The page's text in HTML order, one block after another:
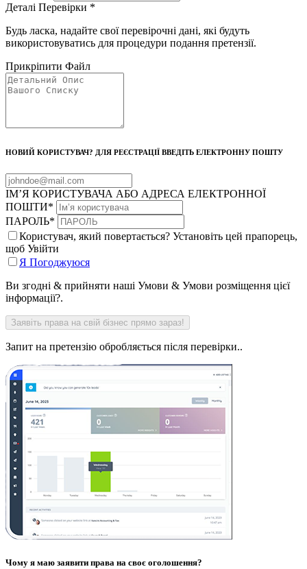
Деталі Перевірки *
Будь ласка, надайте свої перевірочні дані, які будуть
використовуватись для процедури подання претензії.
Прикріпити Файл
НОВИЙ КОРИСТУВАЧ? ДЛЯ РЕЄСТРАЦІЇ ВВЕДІТЬ ЕЛЕКТРОННУ ПОШТУ
ІМ’Я КОРИСТУВАЧА АБО АДРЕСА ЕЛЕКТРОННОЇ
ПОШТИ*
ПАРОЛЬ*
Користувач, який повертається? Установіть цей прапорець,
щоб Увійти
Я Погоджуюся
Ви згодні & прийняти наші Умови & Умови розміщення цієї
інформації?.
Запит на претензію обробляється після перевірки..
Чому я маю заявити права на своє оголошення?